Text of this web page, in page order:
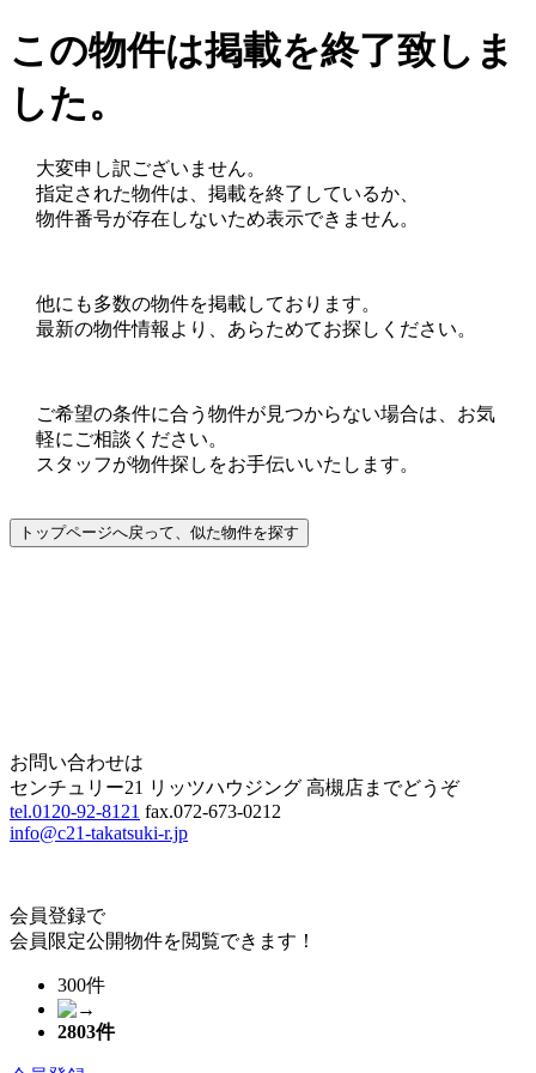
この物件は掲載を終了致しま
した。
大変申し訳ございません。
指定された物件は、掲載を終了しているか、
物件番号が存在しないため表示できません。
他にも多数の物件を掲載しております。
最新の物件情報より、あらためてお探しください。
ご希望の条件に合う物件が見つからない場合は、お気
軽にご相談ください。
スタッフが物件探しをお手伝いいたします。
お問い合わせは
センチュリー21 リッツハウジング 高槻店までどうぞ
tel.0120-92-8121 fax.072-673-0212
info@c21-takatsuki-r.jp
会員登録で
会員限定公開物件を閲覧できます！
300件
2803件